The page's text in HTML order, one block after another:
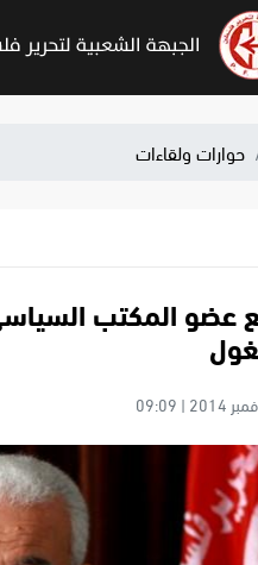
حوارات ولقاءات
عضو المكتب